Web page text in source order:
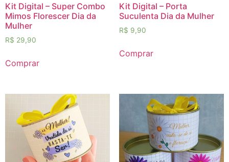
Kit Digital – Super Combo
Mimos Florescer Dia da
Mulher
R$ 29,90
Comprar
Kit Digital – Porta
Suculenta Dia da Mulher
R$ 9,90
Comprar